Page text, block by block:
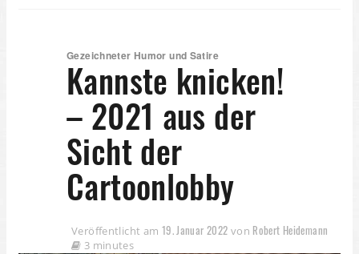
Gezeichneter Humor und Satire
Kannste knicken!
– 2021 aus der
Sicht der
Cartoonlobby
Veröffentlicht am 19. Januar 2022 von Robert Heidemann
3 minutes